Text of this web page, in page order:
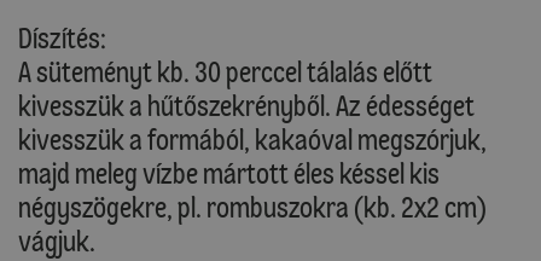
Díszítés:
A süteményt kb. 30 perccel tálalás előtt
kivesszük a hűtőszekrényből. Az édességet
kivesszük a formából, kakaóval megszórjuk,
majd meleg vízbe mártott éles késsel kis
négyszögekre, pl. rombuszokra (kb. 2x2 cm)
vágjuk.